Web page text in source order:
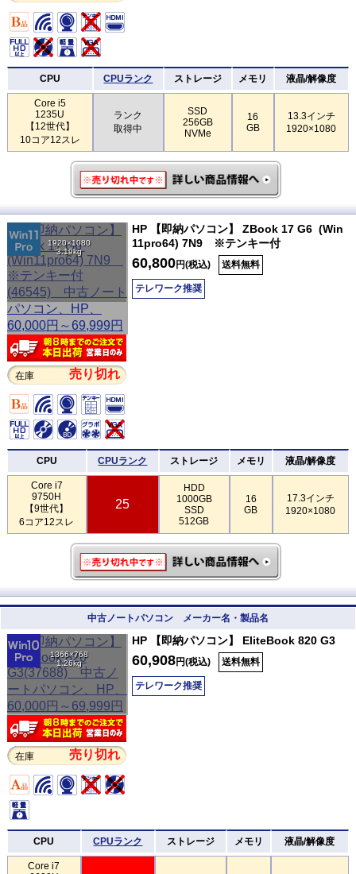
CPU CPUランク ストレージ メモリ 液晶/解像度
Core i5
1235U
【12世代】
10コア12スレ
ランク
取得中
SSD
256GB
NVMe
16
GB
13.3インチ
1920×1080
1920×1080
3.19kg
在庫 売り切れ
HP 【即納パソコン】 ZBook 17 G6 (Win
11pro64) 7N9 ※テンキー付
60,800円(税込) 送料無料
テレワーク推奨
CPU CPUランク ストレージ メモリ 液晶/解像度
Core i7
9750H
【9世代】
6コア12スレ
25
HDD
1000GB
SSD
512GB
16
GB
17.3インチ
1920×1080
中古ノートパソコン メーカー名・製品名
1366×768
1.26kg
在庫 売り切れ
HP 【即納パソコン】 EliteBook 820 G3
60,908円(税込) 送料無料
テレワーク推奨
CPU CPUランク ストレージ メモリ 液晶/解像度
Core i7